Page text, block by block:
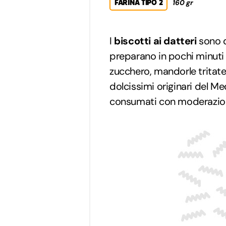
FARINA TIPO 2 160 gr
I biscotti ai datterisono
preparano in pochi
zucchero, mandorle
dolcissimi originari del
consumati con